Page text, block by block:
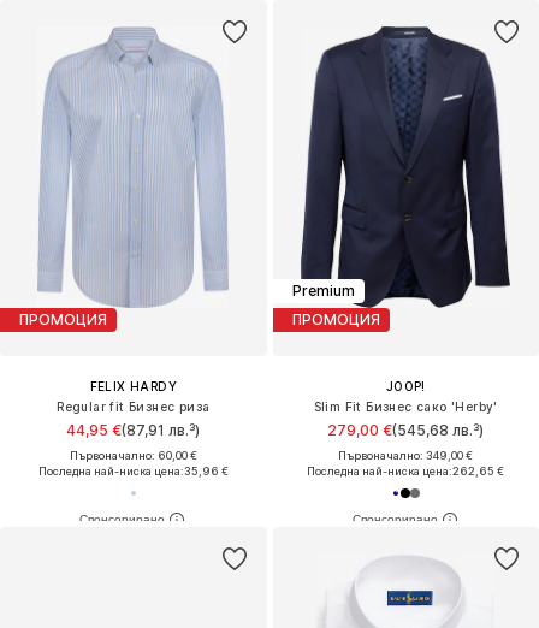
ПРОМОЦИЯ
FELIX HARDY
Regular fit Бизнес риза
44,95 €(87,91 лв.³)
Първоначално: 60,00 €
Последна най-ниска цена:35,96 €
Premium
ПРОМОЦИЯ
JOOP!
Slim Fit Бизнес сако 'Herby'
279,00 €(545,68 лв.³)
Първоначално: 349,00 €
Последна най-ниска цена:262,65 €